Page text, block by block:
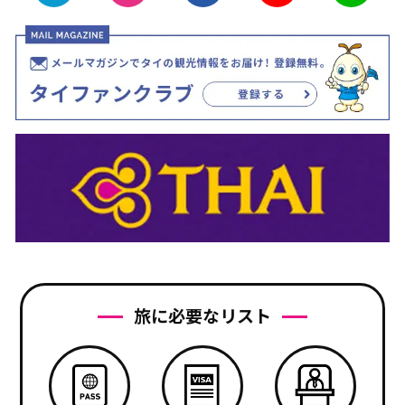
旅に必要なリスト